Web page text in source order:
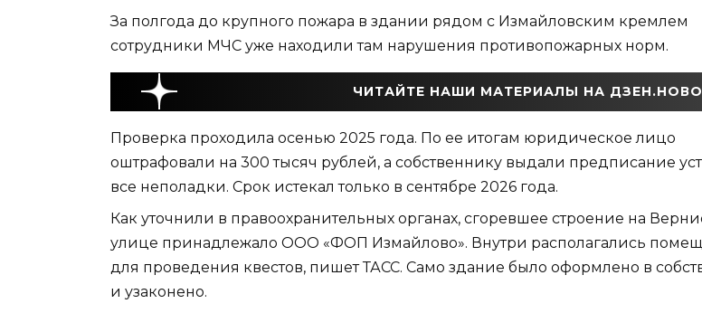
За полгода до крупного пожара в здании рядом с Измайловским кремлем
сотрудники МЧС уже находили там нарушения противопожарных норм.
ЧИТАЙТЕ НАШИ МАТЕРИАЛЫ НА
Проверка проходила осенью 2025 года. По ее итогам юридическое лицо
оштрафовали на 300 тысяч рублей, а собственнику выдали предписание
все неполадки. Срок истекал только в сентябре 2026 года.
Как уточнили в правоохранительных органах, сгоревшее строение на
улице принадлежало ООО «ФОП Измайлово». Внутри располагались
для проведения квестов, пишет ТАСС. Само здание было оформлено в
и узаконено.